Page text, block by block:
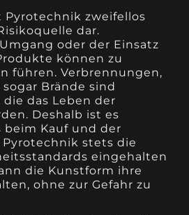
zweifellos
dar.
oder der Einsatz
können zu
führen. Verbrennungen,
Brände sind
das Leben der
Deshalb ist es
beim Kauf und der
stets die
eingehalten
die Kunstform ihre
ohne zur Gefahr zu